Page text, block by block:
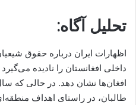
تحلیل آگاه:
اظهارات ایران درباره حقوق
داخلی افغانستان را نادیده
افغان‌ها نشان دهد. در حالی که
طالبان، در راستای اهداف